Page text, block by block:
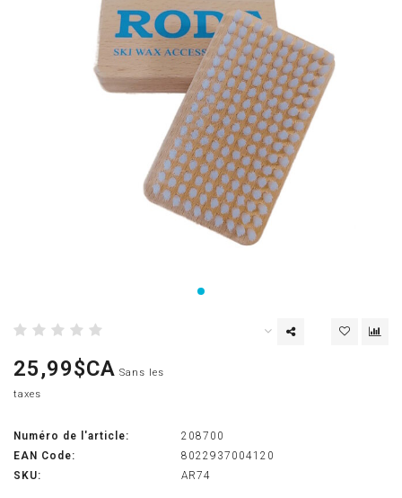
25,99$CA Sans les
taxes
Numéro de l'article:
208700
EAN Code:
8022937004120
SKU:
AR74